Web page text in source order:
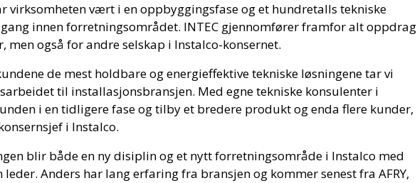
virksomheten vært i en oppbyggingsfase og et hundretalls tekniske
innen forretningsområdet. INTEC gjennomfører framfor alt oppdrag
men også for andre selskap i Instalco-konsernet.
de mest holdbare og energieffektive tekniske løsningene tar vi
til installasjonsbransjen. Med egne tekniske konsulenter i
i en tidligere fase og tilby et bredere produkt og enda flere kunder,
i Instalco.
blir både en ny disiplin og et nytt forretningsområde i Instalco med
Anders har lang erfaring fra bransjen og kommer senest fra AFRY,